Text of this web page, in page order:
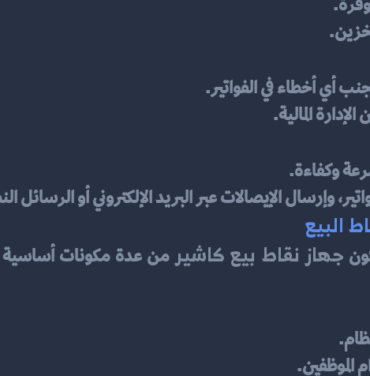
أي أخطاء في الفواتير.
المالية.
وكفاءة.
وإرسال الإيصالات عبر البريد الإلكتروني أو الرسائل
البيع
جهاز نقاط بيع كاشير